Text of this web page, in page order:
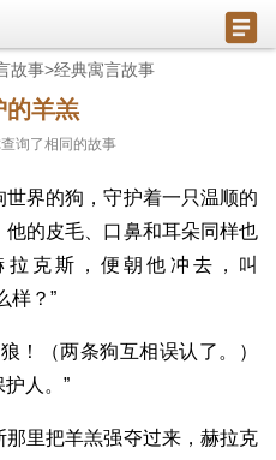
故事>经典寓言故事
的羊羔
询了相同的故事
界的狗，守护着一只温顺的
的皮毛、口鼻和耳朵同样也
克斯，便朝他冲去，叫
样？”
！（两条狗互相误认了。）
人。”
里把羊羔强夺过来，赫拉克